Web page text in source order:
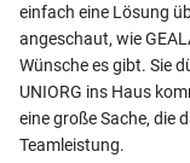
einfach eine Lösung
angeschaut, wie
Wünsche es gibt. Sie
UNIORG ins Haus
eine große Sache, die
Teamleistung.